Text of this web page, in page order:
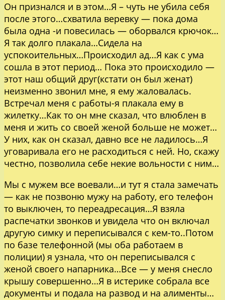
Он признался и в этом…Я – чуть не убила себя
после этого…схватила веревку — пока дома
была одна -и повесилась — оборвался крючок…
Я так долго плакала…Сидела на
успокоительных…Происходил ад…Я как с ума
сошла в этот период… Пока это происходило —
этот наш общий друг(кстати он был женат)
неизменно звонил мне, я ему жаловалась.
Встречал меня с работы-я плакала ему в
жилетку…Как то он мне сказал, что влюблен в
меня и жить со своей женой больше не может…
У них, как он сказал, давно все не ладилось…Я
уговаривала его не расходиться с ней. Но, скажу
честно, позволила себе некие вольности с ним…
Мы с мужем все воевали…и тут я стала замечать
— как не позвоню мужу на работу, его телефон
то выключен, то переадресация…Я взяла
распечатки звонков и увидела что он включал
другую симку и переписывался с кем-то..Потом
по базе телефонной (мы оба работаем в
полиции) я узнала, что он переписывался с
женой своего напарника…Все — у меня снесло
крышу совершенно…Я в истерике собрала все
документы и подала на развод и на алименты…